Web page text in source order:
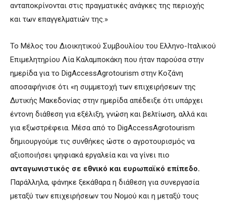
ανταποκρίνονται στις πραγματικές ανάγκες της περιοχής
και των επαγγελματιών της.»
Το Μέλος του Διοικητικού Συμβουλίου του Ελληνο-Ιταλικού
Επιμελητηρίου Λία Καλαμποκάκη που ήταν παρούσα στην
ημερίδα για το DigAccessAgrotourism στην Κοζάνη
αποσαφήνισε ότι «η συμμετοχή των επιχειρήσεων της
Δυτικής Μακεδονίας στην ημερίδα απέδειξε ότι υπάρχει
έντονη διάθεση για εξέλιξη, γνώση και βελτίωση, αλλά και
για εξωστρέφεια. Μέσα από το DigAccessAgrotourism
δημιουργούμε τις συνθήκες ώστε ο αγροτουρισμός να
αξιοποιήσει ψηφιακά εργαλεία και να γίνει πιο
ανταγωνιστικός σε εθνικό και ευρωπαϊκό επίπεδο.
Παράλληλα, φάνηκε ξεκάθαρα η διάθεση για συνεργασία
μεταξύ των επιχειρήσεων του Νομού και η μεταξύ τους